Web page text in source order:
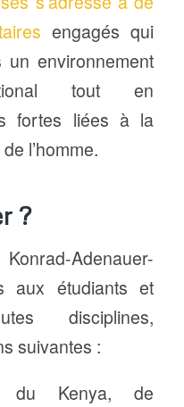
engagés qui
un environnement
tout en
fortes liées à la
l’homme.
?
Adenauer-
aux étudiants et
disciplines,
suivantes :
du Kenya, de